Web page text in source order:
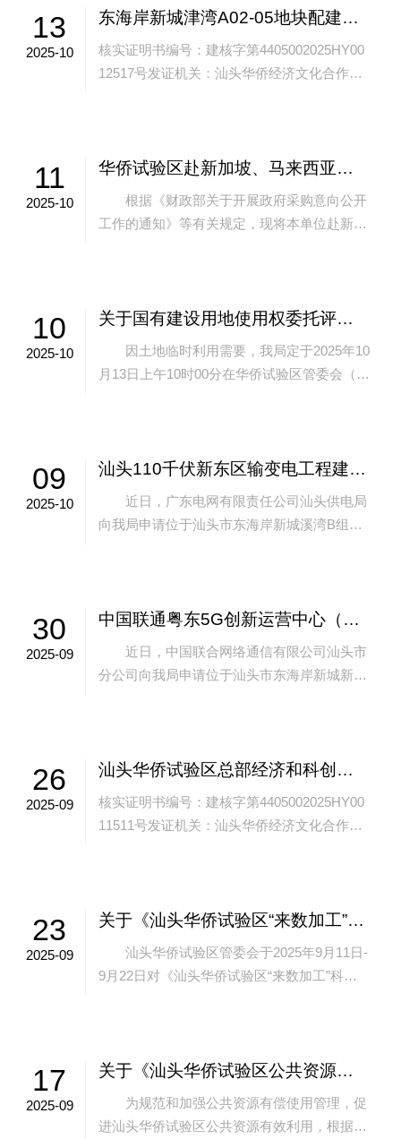
13
2025-10
东海岸新城津湾A02-05地块配建小学项目《建设工程项目规划核实证明书》批后公告
核实证明书编号：建核字第4405002025HY00
12517号发证机关：汕头华侨经济文化合作试
11
2025-10
华侨试验区赴新加坡、马来西亚开展数字经济交流活动服务采购公告
根据《财政部关于开展政府采购意向公开
工作的通知》等有关规定，现将本单位赴新加
10
2025-10
关于国有建设用地使用权委托评估公告
因土地临时利用需要，我局定于2025年10
月13日上午10时00分在华侨试验区管委会（龙
09
2025-10
汕头110千伏新东区输变电工程建设工程规划许可申请事项批前公示
近日，广东电网有限责任公司汕头供电局
向我局申请位于汕头市东海岸新城溪湾B组团
30
2025-09
中国联通粤东5G创新运营中心（中国联通汕头综合局房新建（一期）、二期工程）项目建设工程规划许可变更批前公示
近日，中国联合网络通信有限公司汕头市
分公司向我局申请位于汕头市东海岸新城新溪
26
2025-09
汕头华侨试验区总部经济和科创金融产业园基础设施提升及配套项目（科创金融产业园区市政 道路及配套工程）《建设工程项目 规划核实证明书》批后公告
核实证明书编号：建核字第4405002025HY00
11511号发证机关：汕头华侨经济文化合作试
23
2025-09
关于《汕头华侨试验区“来数加工”科技创新团队激励措施》征询公众意见的情况说明
汕头华侨试验区管委会于2025年9月11日-
9月22日对《汕头华侨试验区“来数加工”科技
17
2025-09
关于《汕头华侨试验区公共资源有偿使用实施细则（试行）》的公示
为规范和加强公共资源有偿使用管理，促
进汕头华侨试验区公共资源有效利用，根据